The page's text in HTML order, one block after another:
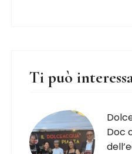
Ti può
Doc